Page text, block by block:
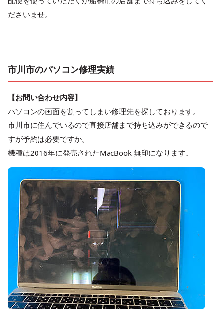
ださいませ。
市川市のパソコン修理実績
【お問い合わせ内容】
パソコンの画面を割ってしまい修理先を探しております。
市川市に住んでいるので直接店舗まで持ち込みができるので
すが予約は必要ですか。
機種は2016年に発売されたMacBook 無印になります。